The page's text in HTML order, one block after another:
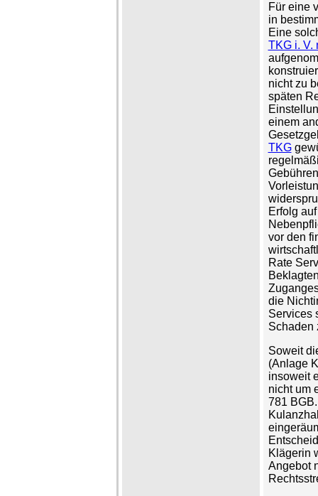
Für eine
in
Eine
TKG i. V.
nicht zu
späten
einem
TKG
Erfolg
vor den
Rate
die
Services
Schaden
Soweit
(Anlage
insoweit
nicht um
781
Klägerin
Angebot